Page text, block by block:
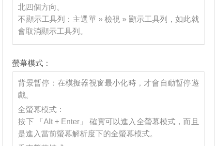
北四個方向。
不顯示工具列：主選單 » 檢視 » 顯示工具列，如此就
會取消顯示工具列。
螢幕模式：
背景暫停：在模擬器視窗最小化時，才會自動暫停遊
戲。
全螢幕模式：
按下 「Alt + Enter」 確實可以進入全螢幕模式，而且
是進入當前螢幕解析度下的全螢幕模式。